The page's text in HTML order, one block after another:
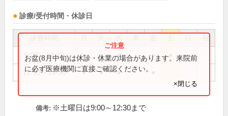
診療/受付時間・休診日
9:00～12:30 ● ● ● ●
12:30～18:30 ● ● ●
お盆(8月中旬)は休診・休業の場合があります。来院前
に必ず医療機関に直接ご確認ください。
×閉じる
備考: ※土曜日は9:00～12:30まで